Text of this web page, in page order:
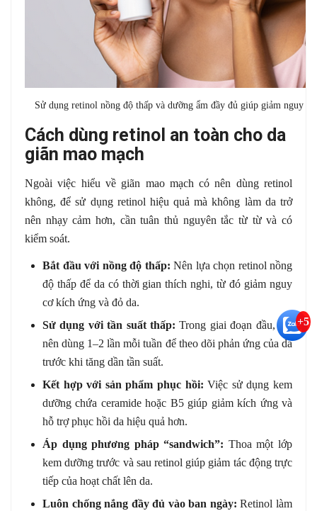
Sử dụng retinol nồng độ thấp và dưỡng ẩm đầy đủ giúp giảm nguy
Cách dùng retinol an toàn cho da
giãn mao mạch
Ngoài việc hiểu về giãn mao mạch có nên dùng retinol
không, để sử dụng retinol hiệu quả mà không làm da trở
nên nhạy cảm hơn, cần tuân thủ nguyên tắc từ từ và có
kiểm soát.
Bắt đầu với nồng độ thấp: Nên lựa chọn retinol nồng
độ thấp để da có thời gian thích nghi, từ đó giảm nguy
cơ kích ứng và đỏ da.
Sử dụng với tần suất thấp: Trong giai đoạn đầu, chỉ
nên dùng 1–2 lần mỗi tuần để theo dõi phản ứng của da
trước khi tăng dần tần suất.
Kết hợp với sản phẩm phục hồi: Việc sử dụng kem
dưỡng chứa ceramide hoặc B5 giúp giảm kích ứng và
hỗ trợ phục hồi da hiệu quả hơn.
Áp dụng phương pháp “sandwich”: Thoa một lớp
kem dưỡng trước và sau retinol giúp giảm tác động trực
tiếp của hoạt chất lên da.
Luôn chống nắng đầy đủ vào ban ngày: Retinol làm
+5